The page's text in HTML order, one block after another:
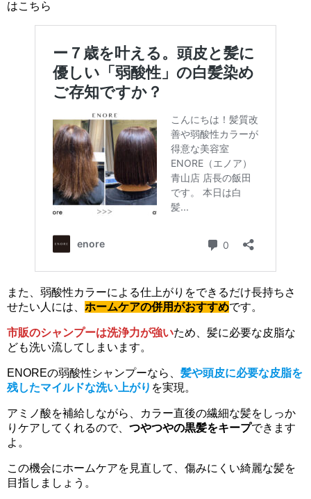
はこちら
また、弱酸性カラーによる仕上がりをできるだけ長持ちさ
せたい人には、 ホームケアの併用がおすすめです。
市販のシャンプーは洗浄力が強いため、髪に必要な皮脂な
ども洗い流してしまいます。
ENOREの弱酸性シャンプーなら、 髪や頭皮に必要な皮脂を
残したマイルドな洗い上がり を実現。
アミノ酸を補給しながら、カラー直後の繊細な髪をしっか
りケアしてくれるので、 つやつやの黒髪をキープできます
よ。
この機会にホームケアを見直して、傷みにくい綺麗な髪を
目指しましょう。